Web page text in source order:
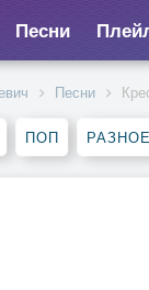
Песни
Песни
ПОП РАЗНОЕ